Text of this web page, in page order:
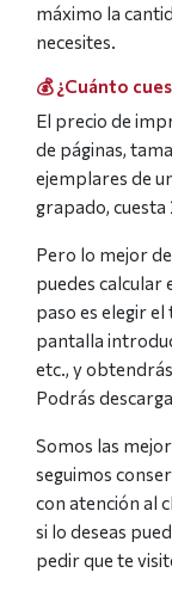
máximo la
necesites.
💰 ¿Cuánto
El precio de
de páginas,
ejemplares de
grapado,
Pero lo mejor
puedes calcular
paso es elegir
pantalla
etc., y
Podrás
Somos las
seguimos
con atención al
si lo deseas
pedir que te